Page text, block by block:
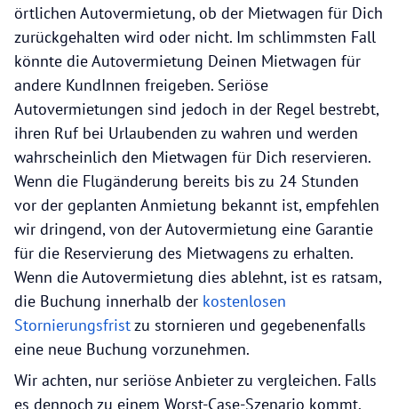
örtlichen Autovermietung, ob der Mietwagen für Dich
zurückgehalten wird oder nicht. Im schlimmsten Fall
könnte die Autovermietung Deinen Mietwagen für
andere KundInnen freigeben. Seriöse
Autovermietungen sind jedoch in der Regel bestrebt,
ihren Ruf bei Urlaubenden zu wahren und werden
wahrscheinlich den Mietwagen für Dich reservieren.
Wenn die Flugänderung bereits bis zu 24 Stunden
vor der geplanten Anmietung bekannt ist, empfehlen
wir dringend, von der Autovermietung eine Garantie
für die Reservierung des Mietwagens zu erhalten.
Wenn die Autovermietung dies ablehnt, ist es ratsam,
die Buchung innerhalb der kostenlosen
Stornierungsfristzu stornieren und gegebenenfalls
eine neue Buchung vorzunehmen.
Wir achten, nur seriöse Anbieter zu vergleichen. Falls
es dennoch zu einem Worst-Case-Szenario kommt,